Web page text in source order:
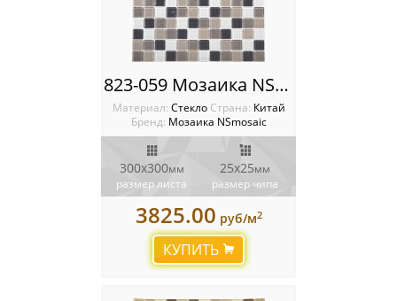
823-059 Мозаика NSmosaic
Материал: Стекло Cтрана: Китай
Бренд: Мозаика NSmosaic
300x300мм
размер листа
25х25мм
размер чипа
3825.00 руб/м2
КУПИТЬ